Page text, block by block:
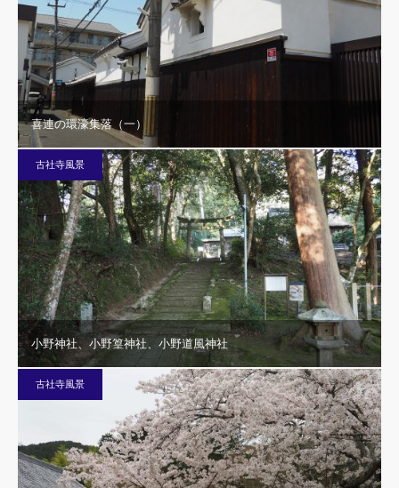
喜連の環濠集落（一）
古社寺風景
小野神社、小野篁神社、小野道風神社
古社寺風景